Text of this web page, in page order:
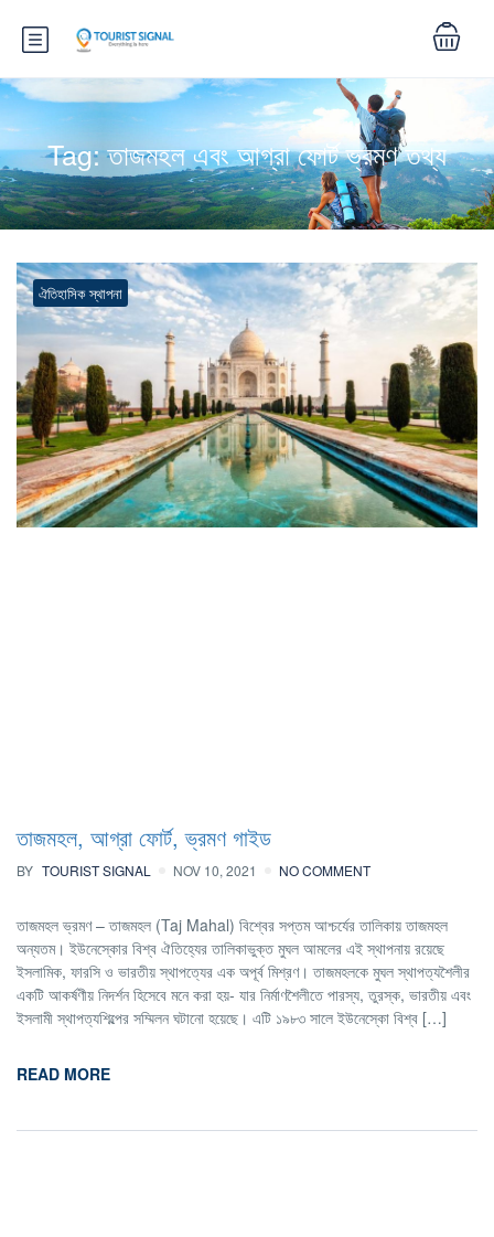
Tag:তাজমহল এবং আগ্রা ফোর্ট ভ্রমণ তথ্য
ঐতিহাসিক স্থাপনা
তাজমহল, আগ্রা ফোর্ট, ভ্রমণ গাইড
BY TOURIST SIGNAL NOV 10, 2021 NO COMMENT
তাজমহল ভ্রমণ – তাজমহল (Taj Mahal) বিশ্বের সপ্তম আশ্চর্যের তালিকায় তাজমহল
অন্যতম। ইউনেস্কোর বিশ্ব ঐতিহ্যের তালিকাভুক্ত মুঘল আমলের এই স্থাপনায় রয়েছে
ইসলামিক, ফারসি ও ভারতীয় স্থাপত্যের এক অপূর্ব মিশ্রণ। তাজমহলকে মুঘল স্থাপত্যশৈলীর
একটি আকর্ষণীয় নিদর্শন হিসেবে মনে করা হয়- যার নির্মাণশৈলীতে পারস্য, তুরস্ক, ভারতীয় এবং
ইসলামী স্থাপত্যশিল্পের সম্মিলন ঘটানো হয়েছে। এটি ১৯৮৩ সালে ইউনেস্কো বিশ্ব […]
READ MORE